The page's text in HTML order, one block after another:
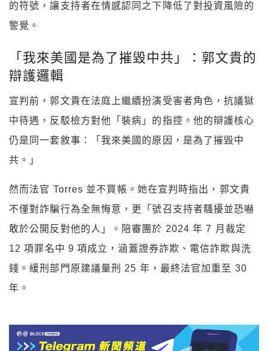
的符號，讓支持者在情感認同之下降低了對投資風險的
警覺。
「我來美國是為了摧毀中共」：郭文貴的
辯護邏輯
宣判前，郭文貴在法庭上繼續扮演受害者角色，抗議獄
中待遇，反駁檢方對他「裝病」的指控。他的辯護核心
仍是同一套敘事：「我來美國的原因，是為了摧毀中
共。」
然而法官 Torres 並不買帳。她在宣判時指出，郭文貴
不僅對詐騙行為全無悔意，更「號召支持者騷擾並恐嚇
敢於公開反對他的人」。陪審團於 2024 年 7 月裁定
12 項罪名中 9 項成立，涵蓋證券詐欺、電信詐欺與洗
錢。緩刑部門原建議量刑 25 年，最終法官加重至 30
年。